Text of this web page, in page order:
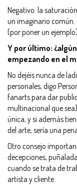
Negativo: la
un imaginario común.
(por poner un
Y por último:
empezando en el
No dejéis nunca de
personales, digo
fanarts para dar
multinacional que
única, y si además
del arte, sería una
Otro consejo
decepciones,
cuando se trata de
artista y cliente.